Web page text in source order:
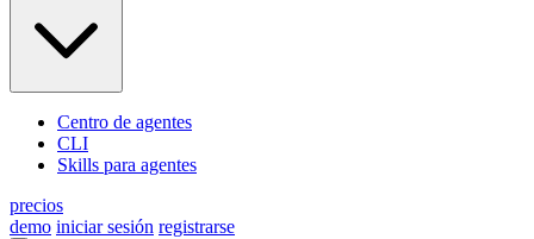
Centro de agentes
CLI
Skills para agentes
precios
demo iniciar sesión registrarse